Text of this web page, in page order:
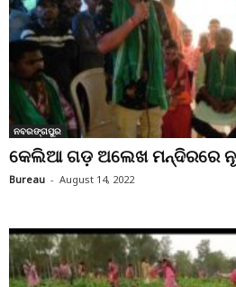
ନବରଙ୍ଗପୁର
କେଲିଆ ଗଡ଼ ଅଲେଖ ମନ୍ଦିରରେ
Bureau - August 14, 2022